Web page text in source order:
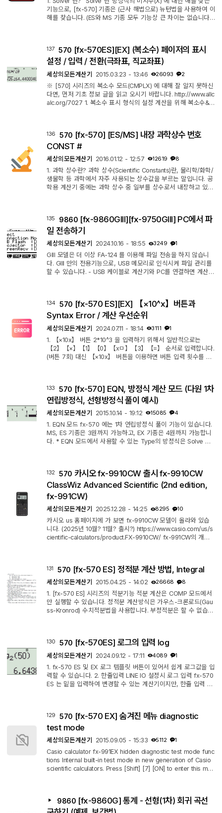
기능으로, [fx-570] 기종은 (근사 해법으로) 뉴턴법을 사용하여 이
해를 찾습니다. (ES와 MS 기종 모두 기능상 큰 차이는 없습니다.)
나의 해만을 찾을 수 있습니다. 따라서 해가 찾아지지 않거나, 해
가 여럿인 방정식은 시작점을 (적절하게) 변경하여야만 원하는 해
137 570 [fx-570ES][EX] (복소수) 페이저의 표시
설정 / 입력 / 전환(극좌표, 직교좌표)
세상의모든계산기 2015.03.23 - 13:46 26093 2
※ [570] 시리즈의 복소수 모드(CMPLX) 에 대해 잘 알지 못하신
다면, 먼저 기초 정보 글을 읽고 오시기 바랍니다. http://www.allc
alc.org/7027 1. 복소수 표시 형식의 설정 계산을 위해 복소수&
출력형식을 미리 지정해 두십시오. 【SHIFT】 【MODE】
【▼】 【3】 [fx-570EX] 는 【SHIFT】 【MENU】 【▼】
136 570 [fx-570] [ES/MS] 내장 과학상수 번호
CONST #
세상의모든계산기 2016.01.12 - 12:57 12619 8
1. 과학 상수란? 과학 상수(Scientific Constants)란, 물리학/화학/
생물학 등 과학에서 자주 사용되는 상수값을 부르는 말입니다. 공
학용 계산기 중에는 과학 상수 중 일부를 상수로서 내장하고 있는
격 시험 중에는 계산기 케이스를 책상위에 올리면 부정행위로 간
주되기 때문에 번호를 암기해 사용하셔야 합니다. 아래는 카시오
135 9860 [fx-9860GIII][fx-9750GIII] PC에서 파
일 전송하기
세상의모든계산기 2024.10.16 - 18:55 3249 1
GIII 모델은 더 이상 FA-124 를 이용해 파일 전송을 하지 않습니
다. GIII 만의 전용기능으로, USB 메모리로 인식시켜 파일 관리를
할 수 있습니다. - USB 케이블로 계산기와 PC를 연결하면 계산기
한 모드입니다. F3 : (ScreenRecv) ㄴ PC Software 에 연결해
계산기 화면을 출력하기 위한 모드입니다. F2, F3 국내 사용자들
134 570 [fx-570 ES][EX] 【×10^x】버튼과
Syntax Error / 계산 우선순위
세상의모든계산기 2024.07.11 - 18:14 3111 1
1. 【×10x】 버튼 2*10^3 을 입력하기 위해서 일반적으로는
【2】【×】【1】【0】【xㅁ】【3】【=】 순서로 입력합니다.
(버튼 7회) 대신 【×10x】 버튼을 이용하면 버튼 입력 횟수를 3
각입니다. 2. Syntax Error (신택스 에러, 문법 오류) 【×10x】 버
튼은 (operator× & (operand10 & operator^*( ))) 가 결합한 형
태의 독특한 operator(연산자) 로...
133 570 [fx-570] EQN, 방정식 계산 모드 (다원 1차
연립방정식, 선형방정식 풀이 예시)
세상의모든계산기 2015.10.14 - 19:12 15085 4
1. EQN 모드 fx-570 에는 1차 연립방정식 풀이 기능이 있습니다.
MS, ES 기종은 3원까지 가능하고, EX 기종은 4원까지 가능합니
다. * EQN 모드에서 사용할 수 있는 Type의 방정식은 Solve 로
0x3 = 9 EQN 모드 진입 3원(X,Y,Z에 관한) 1차 연립방정식 선택
* 2원(X,Y에 관한) 1차 연립방정식의 풀이는 【1】 선택 계수를
입력 X, Y, Z 값 각각 확인 ...
132 570 카시오 fx-9910CW 출시 fx-9910CW
ClassWiz Advanced Scientific (2nd edition,
fx-991CW)
세상의모든계산기 2025.12.28 - 14:25 8295 10
카시오 us 홈페이지에 가 보면 fx-9910CW 모델이 올라와 있습
니다. (2025년 10월? 11월? 출시?) https://www.casio.com/us/s
cientific-calculators/product.FX-9910CW/ fx-991CW의 개선
dded features to the Math Box probability exploration app.
With a quadruple graded LCD display, users will be able to
131 570 [fx-570 ES] 정적분 계산 방법, Integral
세상의모든계산기 2015.04.25 - 14:02 26668 8
1. [fx-570 ES] 시리즈의 적분기능 적분 계산은 COMP 모드에서
만 실행할 수 있습니다. 정적분 계산방식은 가우스-크론로드(Gau
ss-Kronrod) 수치적분법을 사용합니다. 부정적분은 할 수 없습니
(디폴트 1/100000, 생략 가능. Math 표기시에는 입력이 불가능합
니다.) a, b, tol 에 ∫(, d/dx(, pol(, Rec(, ∑( 를 사용할 수 없습
130 570 [fx-570ES] 로그의 입력 log
세상의모든계산기 2024.09.12 - 17:11 4089 1
1. fx-570 ES 및 EX 로그 템플릿 버튼이 있어서 쉽게 로그값을 입
력할 수 있습니다. 2. 한줄입력 LINE IO 설정시 로그 입력 fx-570
ES 는 밑을 입력하여 변경할 수 있는 계산기이지만, 한줄 입력 설
특정 모드에서는 Math IO 에서 강제로 LINE IO 로 변경됩니다. -
STAT(통계), MAT(행렬), VCT(벡터) 모드에서 Math IO 로 설정
129 570 [fx-570 EX] 숨겨진 메뉴 diagnostic
test mode
세상의모든계산기 2015.09.05 - 15:33 5112 1
Casio calculator fx-991EX hidden diagnostic test mode func
tions Internal built-in test mode in new generation of Casio
scientific calculators. Press [Shift] [7] [ON] to enter this mo
9860 [fx-9860G] 통계 - 선형(1차) 회귀 곡선